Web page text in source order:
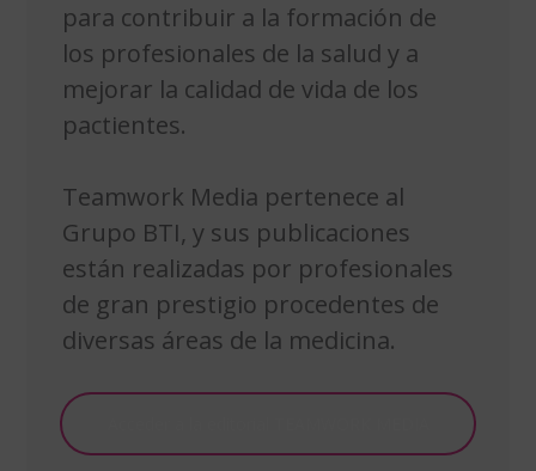
para contribuir a la formación de
los profesionales de la salud y a
mejorar la calidad de vida de los
pactientes.
Teamwork Media pertenece al
Grupo BTI, y sus publicaciones
están realizadas por profesionales
de gran prestigio procedentes de
diversas áreas de la medicina.